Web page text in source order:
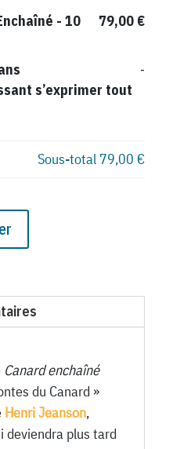
- 10
79,00 €
s’exprimer tout
-
Sous-total 79,00 €
Canard enchaîné
du Canard »
Henri Jeanson,
deviendra plus tard